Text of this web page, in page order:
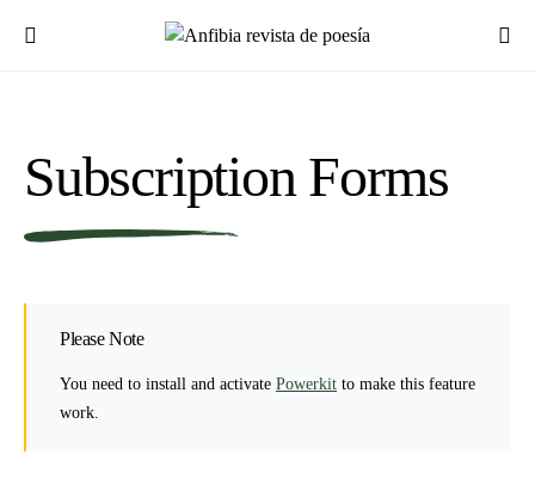
Subscription Forms
Please Note
You need to install and activate Powerkit to make this feature
work.